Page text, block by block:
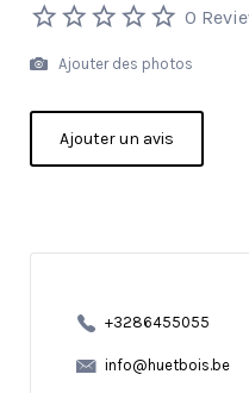
0
Ajouter des photos
Ajouter un avis
+3286455055
info@huetbois.be